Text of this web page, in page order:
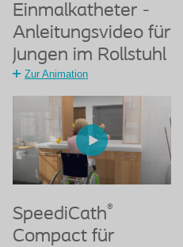
Einmalkatheter -
Anleitungsvideo für
Jungen im Rollstuhl
Zur Animation
SpeediCath®
Compact für